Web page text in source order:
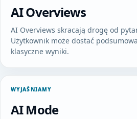
AI Overviews
AI Overviews skracają drogę od
Użytkownik może dostać
klasyczne wyniki.
WYJAŚNIAMY
AI Mode